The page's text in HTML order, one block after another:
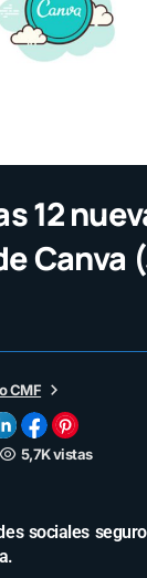
12
Canva
CMF
5,7K vistas
sociales